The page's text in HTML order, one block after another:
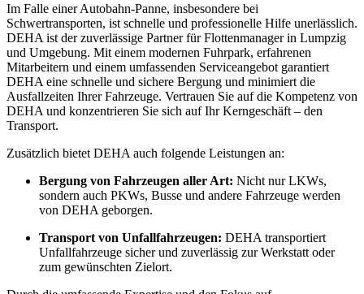
Im Falle einer Autobahn-Panne, insbesondere bei
Schwertransporten, ist schnelle und professionelle Hilfe unerlässlich.
DEHA ist der zuverlässige Partner für Flottenmanager in Lumpzig
und Umgebung. Mit einem modernen Fuhrpark, erfahrenen
Mitarbeitern und einem umfassenden Serviceangebot garantiert
DEHA eine schnelle und sichere Bergung und minimiert die
Ausfallzeiten Ihrer Fahrzeuge. Vertrauen Sie auf die Kompetenz von
DEHA und konzentrieren Sie sich auf Ihr Kerngeschäft – den
Transport.
Zusätzlich bietet DEHA auch folgende Leistungen an:
Bergung von Fahrzeugen aller Art: Nicht nur LKWs,
sondern auch PKWs, Busse und andere Fahrzeuge werden
von DEHA geborgen.
Transport von Unfallfahrzeugen: DEHA transportiert
Unfallfahrzeuge sicher und zuverlässig zur Werkstatt oder
zum gewünschten Zielort.